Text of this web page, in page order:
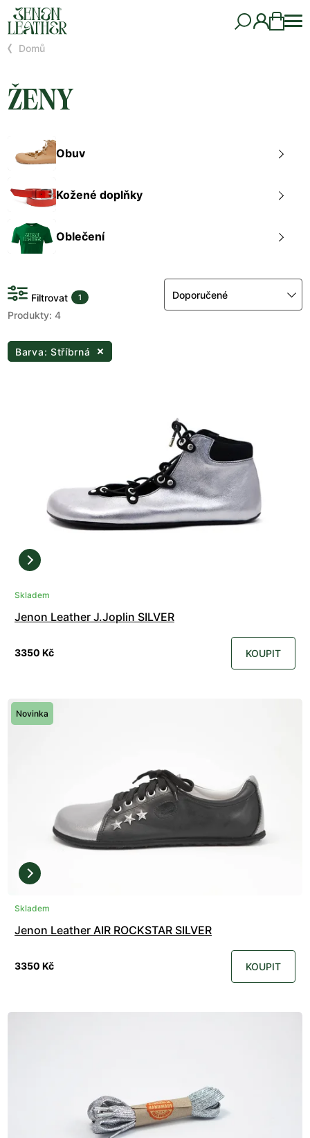
Domů
ŽENY
Obuv
Kožené doplňky
Oblečení
Filtrovat 1
Produkty: 4
Doporučené
Barva: Stříbrná
Skladem
Jenon Leather J.Joplin SILVER
3350 Kč KOUPIT
Novinka
Skladem
Jenon Leather AIR ROCKSTAR SILVER
3350 Kč KOUPIT